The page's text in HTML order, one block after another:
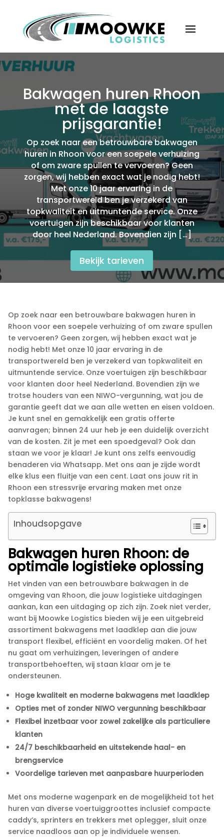
Bakwagen huren Rhoon
met de laagste
prijsgarantie!
Op zoek naar een betrouwbare bakwagen
huren in Rhoon voor een soepele verhuizing
of om zware spullen te vervoeren? Geen
zorgen, wij hebben exact wat je nodig hebt!
Met onze 10 jaar ervaring in de
transportwereld ben je verzekerd van
topkwaliteit en uitmuntende service.​ Onze
voertuigen zijn beschikbaar voor klanten
door heel Nederland.​ Bovendien zijn […]
Bekijk tarieven
Op zoek naar een betrouwbare bakwagen huren in
Rhoon voor een soepele verhuizing of om zware spullen
te vervoeren? Geen zorgen, wij hebben exact wat je
nodig hebt! Met onze 10 jaar ervaring in de
transportwereld ben je verzekerd van topkwaliteit en
uitmuntende service.​ Onze voertuigen zijn beschikbaar
voor klanten door heel Nederland.​ Bovendien zijn we
trotse houders van een NIWO-vergunning, wat jou de
garantie geeft dat we aan alle wetten en eisen voldoen.​
Je kunt snel en gemakkelijk een gratis offerte
aanvragen; binnen 24 uur heb je een duidelijk overzicht
van de kosten.​ Zit je met een spoedgeval? Ook dan
staan we voor je klaar! Je kunt ons zelfs eenvoudig
benaderen via Whatsapp.​ Met ons aan je zijde wordt
elke klus een fluitje van een cent.​ Laat ons jouw rit in
Rhoon een stressvrije ervaring maken met onze
topklasse bakwagens!
Inhoudsopgave
Bakwagen huren Rhoon: de
optimale logistieke oplossing
Het vinden van een betrouwbare bakwagen in de
omgeving van Rhoon, die jouw logistieke uitdagingen
aankan, kan een uitdaging op zich zijn.​ Zoek niet verder,
want bij Moowke Logistics bieden wij je een uitgebreid
assortiment bakwagens met laadklep aan die jouw
transport flexibel, efficiënt en voordelig maken.​ Of het
nu gaat om verhuizingen, leveringen of andere
transportbehoeften, wij staan klaar om je te
ondersteunen.​
Hoge kwaliteit en moderne bakwagens met laadklep
Opties met of zonder NIWO vergunning beschikbaar
Flexibel inzetbaar voor zowel zakelijke als particuliere
klanten
24/7 beschikbaarheid en uitstekende haal- en
brengservice
Voordelige tarieven met aanpasbare huurperioden
Met ons moderne wagenpark en de mogelijkheid tot het
huren van diverse voertuiggroottes inclusief compacte
caddy’s, sprinters en trekkers met oplegger, sluit onze
service naadloos aan op je individuele wensen.​